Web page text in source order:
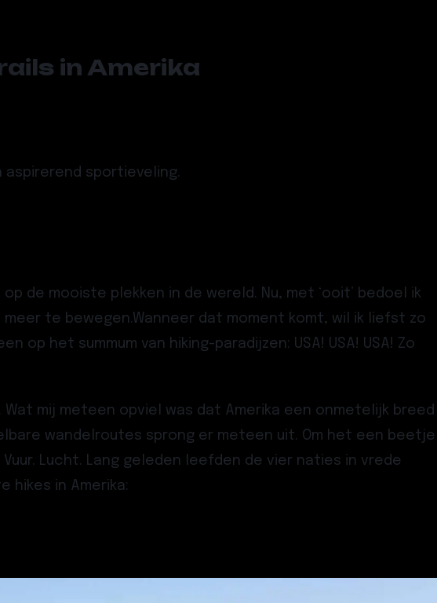
in Amerika
sportieveling.
de mooiste plekken in de wereld. Nu, met ‘ooit’ bedoel ik
te bewegen.Wanneer dat moment komt, wil ik liefst zo
het summum van hiking-paradijzen: USA! USA! USA! Zo
mij meteen opviel was dat Amerika een onmetelijk breed
wandelroutes sprong er meteen uit. Om het een beetje
Lucht. Lang geleden leefden de vier naties in vrede
hikes in Amerika: